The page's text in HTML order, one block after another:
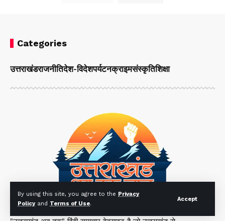
By using this site, you agree to the Privacy
Policyand Terms of Use.
Accept
Categories
उत्तराखंडराजनीतिदेश-विदेशपर्यटनक्राइमसंस्कृतिशिक्षा